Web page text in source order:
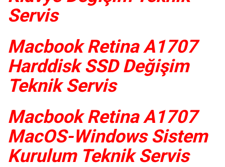
Servis
Macbook Retina A1707
Harddisk SSD Değişim
Teknik Servis
Macbook Retina A1707
MacOS-Windows Sistem
Kurulum Teknik Servis